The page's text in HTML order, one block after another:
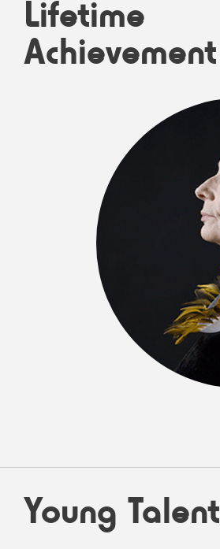
Lifetime
Achievement
Young Talent